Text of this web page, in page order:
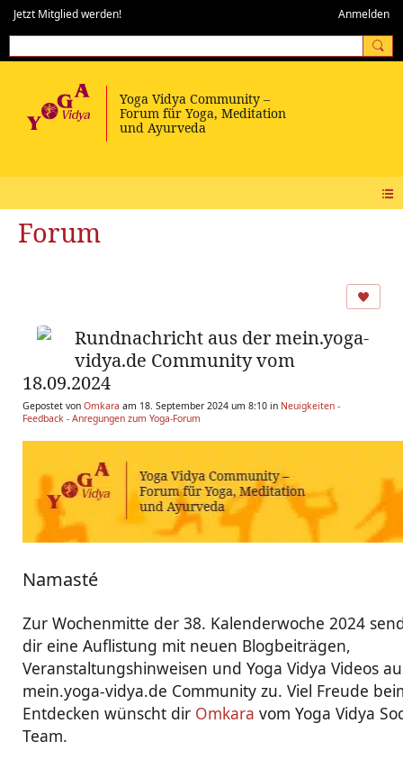
Jetzt Mitglied werden! Anmelden
Forum
Rundnachricht aus der mein.yoga-
vidya.de Community vom
18.09.2024
Gepostet von Omkara am 18. September 2024 um 8:10 in Neuigkeiten -
Feedback - Anregungen zum Yoga-Forum
Namasté
Zur Wochenmitte der 38. Kalenderwoche 2024
dir eine Auflistung mit neuen Blogbeiträgen,
Veranstaltungshinweisen und Yoga Vidya Videos
mein.yoga-vidya.de Community zu. Viel Freude
Entdecken wünscht dir Omkara vom Yoga Vidya
Team.